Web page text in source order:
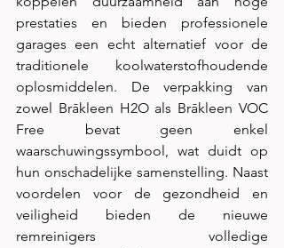
prestaties en bieden professionele
garages een echt alternatief voor de
traditionele koolwaterstofhoudende
oplosmiddelen. De verpakking van
zowel Brākleen H2O als Brākleen VOC
Free bevat geen enkel
waarschuwingssymbool, wat duidt op
hun onschadelijke samenstelling. Naast
voordelen voor de gezondheid en
veiligheid bieden de nieuwe
remreinigers volledige